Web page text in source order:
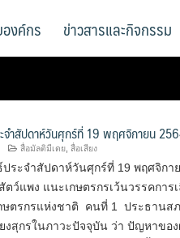
งค์กร ข่าวสารและกิจกรรม
จำสัปดาห์วันศุกร์ที่ 19 พฤศจิกายน
สื่อมัลติมีเดย, สื่อเสียง
ระจำสัปดาห์วันศุกร์ที่ 19 พฤศจิกา
สัตว์แพง แนะเกษตรกรเว้นวรร
ษตรกรแห่งชาติ คนที่ 1 ประธานสภ
งสุกรในภาวะปัจจุบัน ว่า ปัญหาของ